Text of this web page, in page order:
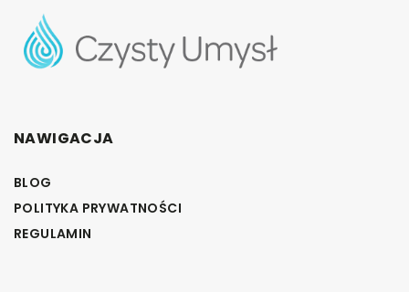
NAWIGACJA
BLOG
POLITYKA PRYWATNOŚCI
REGULAMIN